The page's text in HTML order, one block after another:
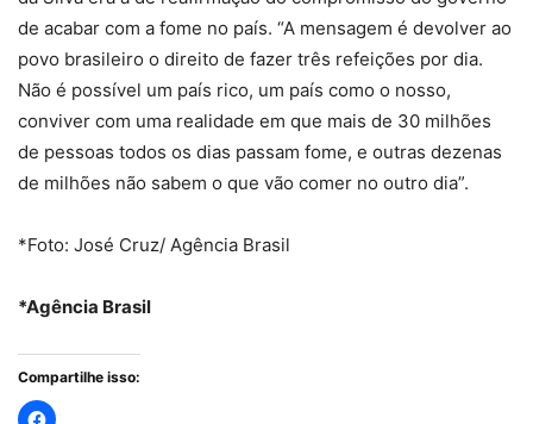
de acabar com a fome no país. “A mensagem é devolver ao
povo brasileiro o direito de fazer três refeições por dia.
Não é possível um país rico, um país como o nosso,
conviver com uma realidade em que mais de 30 milhões
de pessoas todos os dias passam fome, e outras dezenas
de milhões não sabem o que vão comer no outro dia”.
*Foto: José Cruz/ Agência Brasil
*Agência Brasil
Compartilhe isso: